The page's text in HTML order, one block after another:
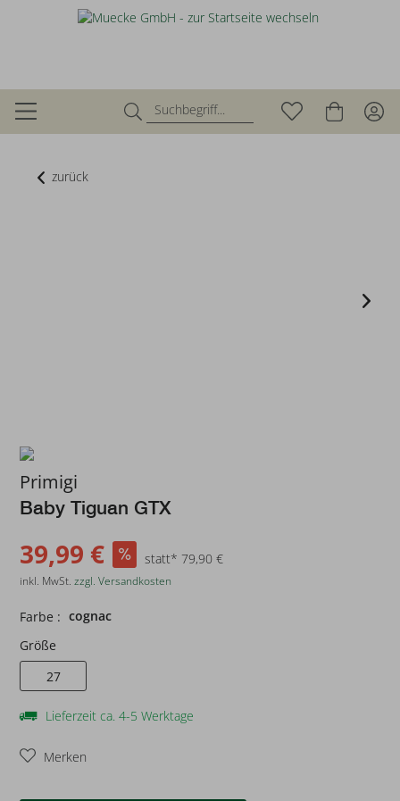
zurück
Primigi
Baby Tiguan GTX
39,99 € statt* 79,90 €
inkl. MwSt.zzgl. Versandkosten
Farbe : cognac
Größe
27
Lieferzeit ca. 4-5 Werktage
Merken